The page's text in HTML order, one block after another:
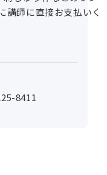
講師に直接お支払いく
8411